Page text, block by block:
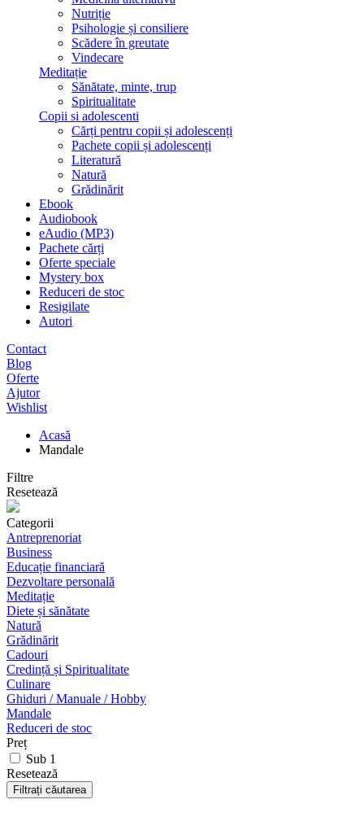
Nutriție
Psihologie și consiliere
Scădere în greutate
Vindecare
Meditație
Sănătate, minte, trup
Spiritualitate
Copii si adolescenti
Cărți pentru copii și adolescenți
Pachete copii și adolescenți
Literatură
Natură
Grădinărit
Ebook
Audiobook
eAudio (MP3)
Pachete cărți
Oferte speciale
Mystery box
Reduceri de stoc
Resigilate
Autori
Contact
Blog
Oferte
Ajutor
Wishlist
Acasă
Mandale
Filtre
Resetează
Categorii
Antreprenoriat
Business
Educație financiară
Dezvoltare personală
Meditație
Diete și sănătate
Natură
Grădinărit
Cadouri
Credință și Spiritualitate
Culinare
Ghiduri / Manuale / Hobby
Mandale
Reduceri de stoc
Preț
Sub 1
Resetează
Filtrați căutarea